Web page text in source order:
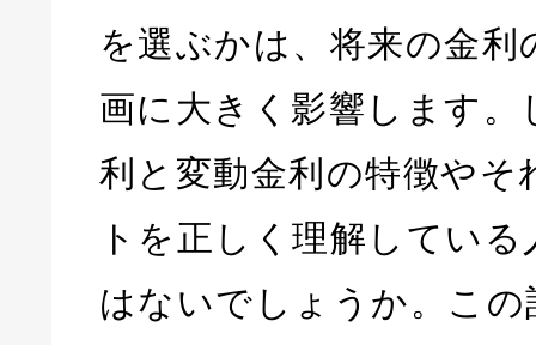
を選ぶかは、将来の金利
画に大きく影響します。
利と変動金利の特徴やそ
トを正しく理解してい
はないでしょうか。こ